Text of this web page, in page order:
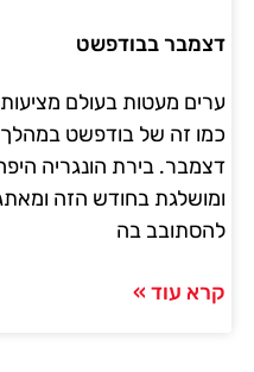
דצמבר בבודפשט
ערים מעטות בעולם
כמו זה של בודפשט
דצמבר. בירת הונגריה
ומושלגת בחודש הזה
להסתובב בה
קרא עוד »